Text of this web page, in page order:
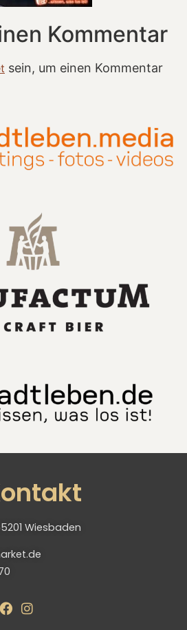
Kommentar
sein, um einen Kommentar
Wiesbaden